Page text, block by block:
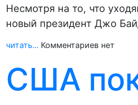
Несмотря на то, что
новый президент Джо
читать... Комментариев нет
США